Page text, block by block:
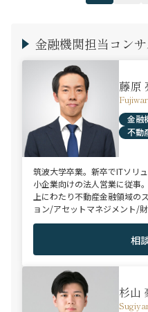
金融機関担当コン
藤原
金融
不動
筑波大学卒業。新卒でITソリ
小企業向けの法人営業に従事
上にわたり不動産金融領域の
ョン/アセットマネジメント/
ドル・バックまで、幅広いポ
を誇る。また、首都圏に加え
地方都市を拠点とする企業か
イアント企業様とのリレーシ
見と広範なネットワークを活
引き出すマッチングをご支援可
相
杉山